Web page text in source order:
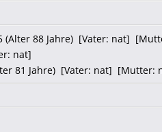
(Alter 88 Jahre) [Vater: nat]
nat]
81 Jahre) [Vater: nat] [Mutter: